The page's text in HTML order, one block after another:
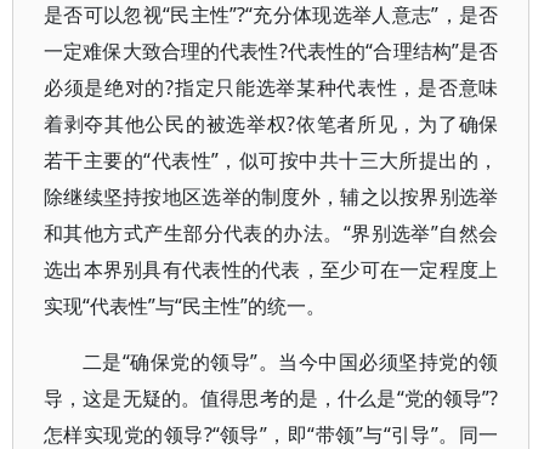
是否可以忽视“民主性”?“充分体现选举人意志”，是否
一定难保大致合理的代表性?代表性的“合理结构”是否
必须是绝对的?指定只能选举某种代表性，是否意味
着剥夺其他公民的被选举权?依笔者所见，为了确保
若干主要的“代表性”，似可按中共十三大所提出的，
除继续坚持按地区选举的制度外，辅之以按界别选举
和其他方式产生部分代表的办法。“界别选举”自然会
选出本界别具有代表性的代表，至少可在一定程度上
实现“代表性”与“民主性”的统一。
二是“确保党的领导”。当今中国必须坚持党的领
导，这是无疑的。值得思考的是，什么是“党的领导”?
怎样实现党的领导?“领导”，即“带领”与“引导”。同一